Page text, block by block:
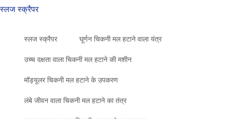
स्लज स्क्रैपर
स्लज स्क्रैपर घूर्णन चिकनी मल हटाने वाला यंत्र
उच्च दक्षता वाला चिकनी मल हटाने की मशीन
मॉड्यूलर चिकनी मल हटाने के उपकरण
लंबे जीवन वाला चिकनी मल हटाने का तंत्र